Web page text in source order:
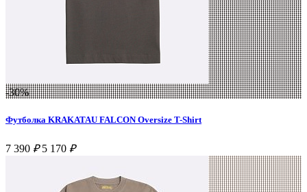
-30%
Футболка KRAKATAU FALCON Oversize T-Shirt
7 390 ₽ 5 170 ₽